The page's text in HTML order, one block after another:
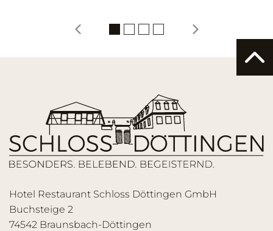
Hotel Restaurant Schloss Döttingen GmbH
Buchsteige 2
74542 Braunsbach-Döttingen